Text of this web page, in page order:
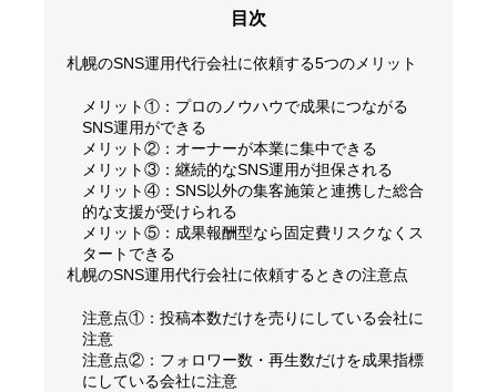
目次
札幌のSNS運用代行会社に依頼する5つのメリット
メリット①：プロのノウハウで成果につながる
SNS運用ができる
メリット②：オーナーが本業に集中できる
メリット③：継続的なSNS運用が担保される
メリット④：SNS以外の集客施策と連携した総合
的な支援が受けられる
メリット⑤：成果報酬型なら固定費リスクなくス
タートできる
札幌のSNS運用代行会社に依頼するときの注意点
注意点①：投稿本数だけを売りにしている会社に
注意
注意点②：フォロワー数・再生数だけを成果指標
にしている会社に注意